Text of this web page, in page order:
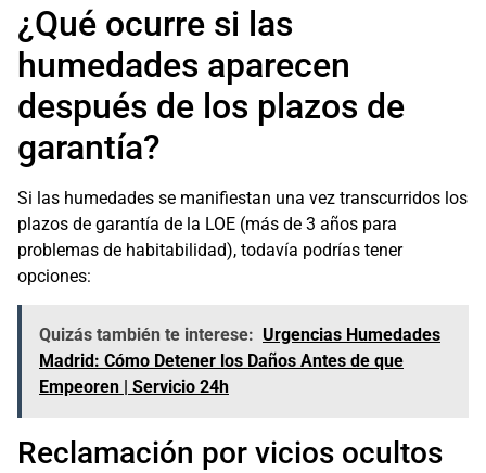
¿Qué ocurre si las
humedades aparecen
después de los plazos de
garantía?
Si las humedades se manifiestan una vez transcurridos los
plazos de garantía de la LOE (más de 3 años para
problemas de habitabilidad), todavía podrías tener
opciones:
Quizás también te interese: Urgencias Humedades
Madrid: Cómo Detener los Daños Antes de que
Empeoren | Servicio 24h
Reclamación por vicios ocultos